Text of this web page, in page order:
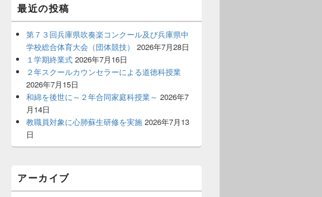
最近の投稿
第７３回兵庫県吹奏楽コンクール及び兵庫県中
学校総合体育大会（団体競技）
2026年7月28日
１学期終業式 2026年7月16日
２年スクールカウンセラーによる道徳科授業
2026年7月15日
和綿を後世に～２年合同家庭科授業～ 2026年7
月14日
教職員対象に心肺蘇生研修を実施 2026年7月13
日
アーカイブ